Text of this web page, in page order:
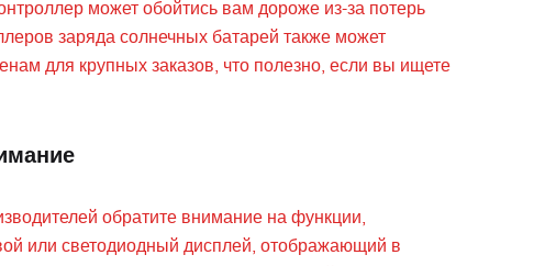
может обойтись вам дороже из-за потерь
заряда солнечных батарей также может
для крупных заказов, что полезно, если вы ищете
обратите внимание на функции,
или светодиодный дисплей, отображающий в